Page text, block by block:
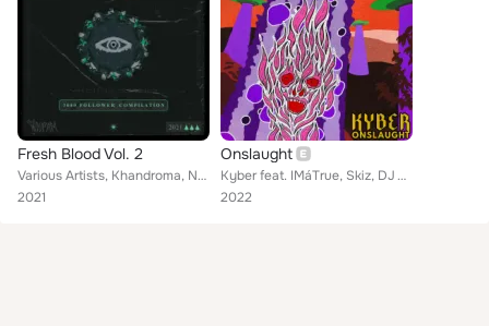
Fresh Blood Vol. 2
Various Artists, Khandroma, No Remorse, Drilling, Wyzki, Skiz, Lacu, Doldrum, Dreer, Melodelic, Moonsplatta, Psumo, MuteD Diagra...
2021
Onslaught
Kyber feat. IMáTrue, Skiz, DJ Variant
2022